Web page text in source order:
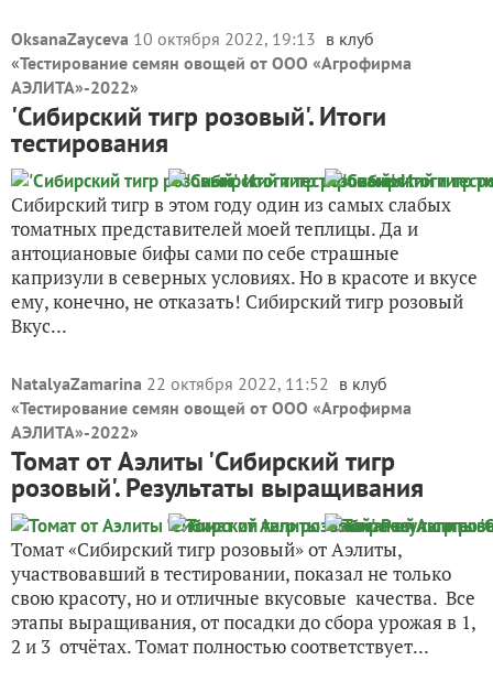
OksanaZayceva 10 октября 2022, 19:13 в клуб
«Тестирование семян овощей от ООО «Агрофирма
АЭЛИТА»-2022»
'Сибирский тигр розовый'. Итоги
тестирования
Сибирский тигр в этом году один из самых слабых
томатных представителей моей теплицы. Да и
антоциановые бифы сами по себе страшные
капризули в северных условиях. Но в красоте и вкусе
ему, конечно, не отказать! Сибирский тигр розовый
Вкус...
NatalyaZamarina 22 октября 2022, 11:52 в клуб
«Тестирование семян овощей от ООО «Агрофирма
АЭЛИТА»-2022»
Томат от Аэлиты 'Сибирский тигр
розовый'. Результаты выращивания
Томат «Сибирский тигр розовый» от Аэлиты,
участвовавший в тестировании, показал не только
свою красоту, но и отличные вкусовые качества. Все
этапы выращивания, от посадки до сбора урожая в 1,
2 и 3 отчётах. Томат полностью соответствует...